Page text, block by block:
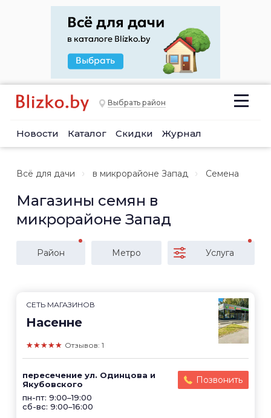
Выбрать район
Новости Каталог Скидки Журнал
Всё для дачи в микрорайоне Запад Семена
Магазины семян в
микрорайоне Запад
Район Метро Услуга
СЕТЬ МАГАЗИНОВ
Насенне
★★★★★ Отзывов: 1
пересечение ул. Одинцова и
Якубовского
пн-пт: 9:00–19:00
сб-вс: 9:00–16:00
Позвонить